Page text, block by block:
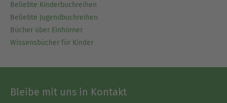
Beliebte Kinderbuchreihen
Beliebte Jugendbuchreihen
Bücher über Einhörner
Wissensbücher für Kinder
Bleibe mit uns in Kontakt